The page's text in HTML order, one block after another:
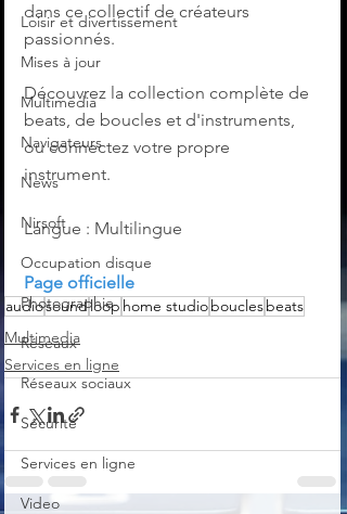
Loisir et divertissement
Mises à jour
Multimedia
Navigateurs
News
Nirsoft
Occupation disque
Photographie
Réseaux
Réseaux sociaux
Sécurité
Services en ligne
Video
dans ce collectif de créateurs
passionnés.
Découvrez la collection complète de
beats, de boucles et d'instruments,
ou connectez votre propre
instrument.
Langue : Multilingue
Page officielle
audiosoundloop home studiobouclesbeats
Multimedia
Services en ligne